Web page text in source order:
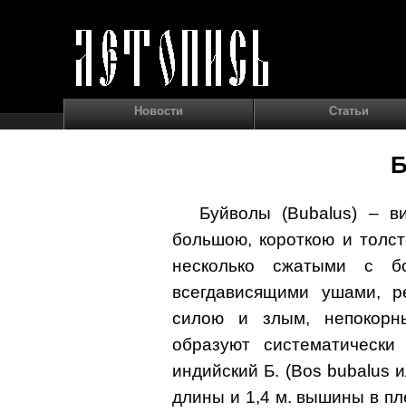
Новости Статьи
Буйволы (Bubalus) –
большою, короткою и
несколько сжатыми с
всегдависящими ушами,
силою и злым,
образуют
индийский Б. (Bos bubalus
длины и 1,4 м. вышины в